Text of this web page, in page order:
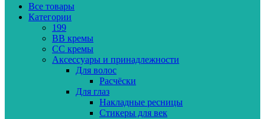
Все товары
Категории
199
BB кремы
CC кремы
Аксессуары и принадлежности
Для волос
Расчёски
Для глаз
Накладные ресницы
Стикеры для век